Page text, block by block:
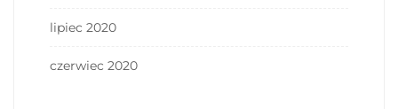
lipiec 2020
czerwiec 2020